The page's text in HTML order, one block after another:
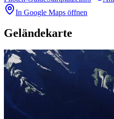
In Google Maps öffnen
Geländekarte